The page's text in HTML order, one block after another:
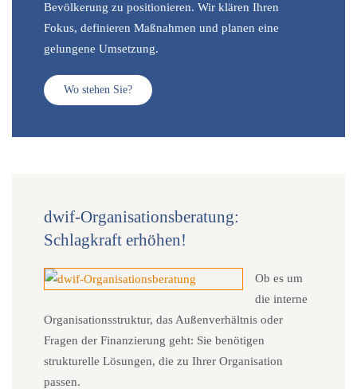
Bevölkerung zu positionieren. Wir klären Ihren
Fokus, definieren Maßnahmen und planen eine
gelungene Umsetzung.
Wo stehen Sie?
dwif-Organisationsberatung:
Schlagkraft erhöhen!
Ob es um
die interne
Organisationsstruktur, das Außenverhältnis oder
Fragen der Finanzierung geht: Sie benötigen
strukturelle Lösungen, die zu Ihrer Organisation
passen.